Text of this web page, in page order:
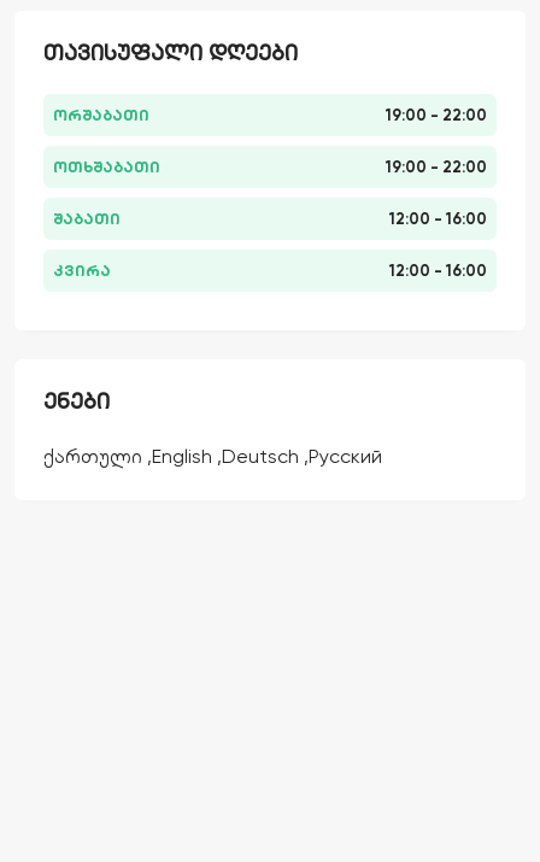
ᲗᲐᲕᲘᲡᲣᲤᲐᲚᲘ ᲓᲦᲔᲔᲑᲘ
ორშაბათი 19:00 - 22:00
ოთხშაბათი 19:00 - 22:00
შაბათი 12:00 - 16:00
კვირა 12:00 - 16:00
ᲔᲜᲔᲑᲘ
ქართული ,English ,Deutsch ,Русский